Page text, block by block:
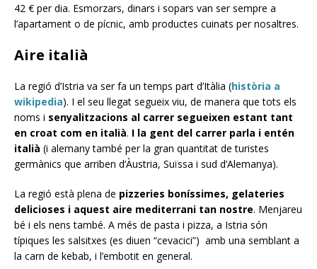
42 € per dia. Esmorzars, dinars i sopars van ser sempre a
l’apartament o de pícnic, amb productes cuinats per nosaltres.
Aire italià
La regió d’Istria va ser fa un temps part d’Itàlia (història a
wikipedia). I el seu llegat segueix viu, de manera que tots els
noms i senyalitzacions al carrer segueixen estant tant
en croat com en italià. I la gent del carrer parla i entén
italià (i alemany també per la gran quantitat de turistes
germànics que arriben d’Àustria, Suïssa i sud d’Alemanya).
La regió està plena de pizzeries boníssimes, gelateries
delicioses i aquest aire mediterrani tan nostre. Menjareu
bé i els nens també. A més de pasta i pizza, a Istria són
típiques les salsitxes (es diuen “cevacici”) amb una semblant a
la carn de kebab, i l’embotit en general.